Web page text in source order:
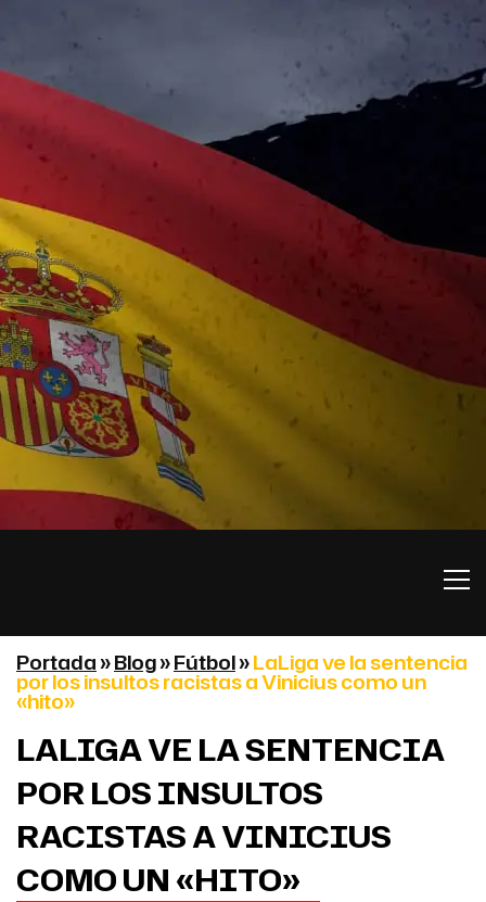
Portada»Blog»Fútbol»LaLiga ve la sentencia
por los insultos racistas a Vinicius como un
«hito»
LALIGA VE LA SENTENCIA
POR LOS INSULTOS
RACISTAS A VINICIUS
COMO UN «HITO»